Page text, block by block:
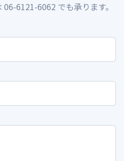
6121-6062 でも承ります。